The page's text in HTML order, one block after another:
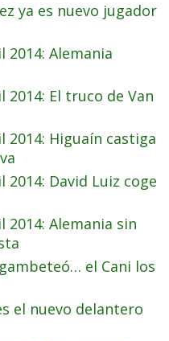
ya es nuevo jugador
2014: Alemania
2014: El truco de Van
2014: Higuaín castiga
2014: David Luiz coge
2014: Alemania sin
el Cani los
el nuevo delantero